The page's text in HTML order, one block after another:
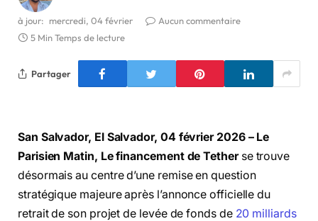
à jour: mercredi, 04 février
Aucun commentaire
5 Min Temps de lecture
Partager
San Salvador, El Salvador, 04 février 2026 – Le
Parisien Matin, Le financement de Tetherse trouve
désormais au centre d’une remise en question
stratégique majeure après l’annonce officielle du
retrait de son projet de levée de fonds de 20 milliards